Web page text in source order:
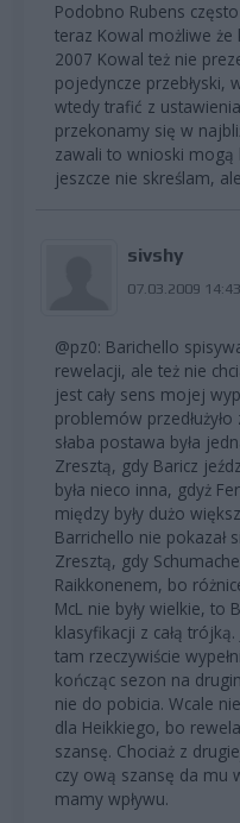
Podobno Rubens
teraz Kowal możliwe że
2007 Kowal też nie
pojedyncze przebłyski,
wtedy trafić z
przekonamy się w
zawali to wnioski mogą
jeszcze nie skreślam,
sivshy
07.03.2009 14:43
@pz0: Barichello
rewelacji, ale też nie
jest cały sens mojej
problemów
słaba postawa była
Zresztą, gdy Baricz
była nieco inna, gdyż
między były dużo
Barrichello nie pokazał
Zresztą, gdy
Raikkonenem, bo
McL nie były wielkie, to
klasyfikacji z całą
tam rzeczywiście
kończąc sezon na
nie do pobicia. Wcale
dla Heikkiego, bo
szansę. Chociaż z
czy ową szansę da mu
mamy wpływu.